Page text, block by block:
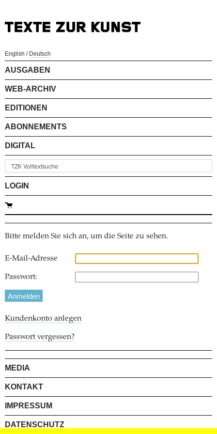
English / Deutsch
AUSGABEN
WEB-ARCHIV
EDITIONEN
ABONNEMENTS
DIGITAL
LOGIN
Bitte melden Sie sich an, um die Seite zu sehen.
E-Mail-Adresse
Passwort:
Kundenkonto anlegen
Passwort vergessen?
MEDIA
KONTAKT
IMPRESSUM
DATENSCHUTZ